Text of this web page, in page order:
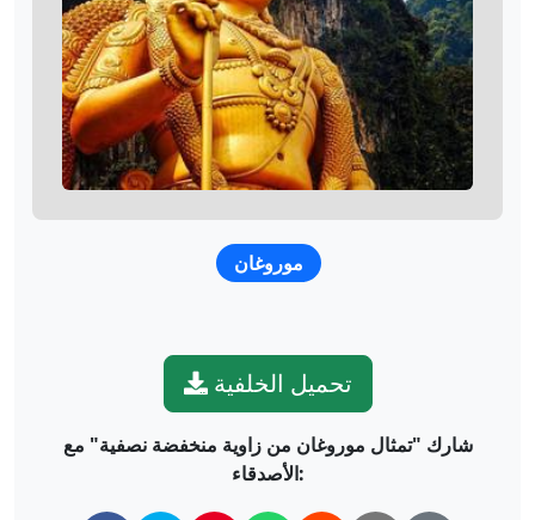
موروغان
تحميل الخلفية
شارك "تمثال موروغان من زاوية منخفضة نصفية" مع
الأصدقاء: